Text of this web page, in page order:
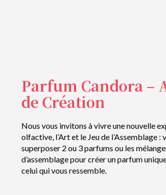
Parfum Candora –
de Création
Nous vous invitons à vivre une nouvelle
olfactive, l’Art et le Jeu de l’Assemblage :
superposer 2 ou 3 parfums ou les
d’assemblage pour créer un parfum
celui qui vous ressemble.